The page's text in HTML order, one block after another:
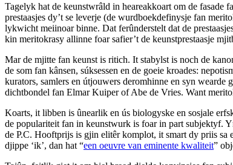
Tagelyk hat de keunstwrâld in heareakkoart om de fasade
prestaasjes dy’t se leverje (de wurdboekdefinysje fan
lykwicht meiinoar binne. Dat ferûnder­stelt dat de
kin meritokrasy allinne foar safier’t de keunstprestaasje
Mar de mjitte fan keunst is ritich. It stabylst is noch de
de som fan kânsen, súksessen en de goeie kroades:
kurators, samlers en útjouwers deromhinne en syn
dichtbondel fan Elmar Kuiper of Abe de Vries. Want
Koarts, it libben is ûnearlik en ús biologyske en sosjale
de populariteit fan in keunstwurk is foar in part subjektyf.
de P.C. Hooftprijs is gjin elitêr komplot, it smart dy priis sa
djippe ‘ik’, dan hat “een oeuvre van eminente kwaliteit”